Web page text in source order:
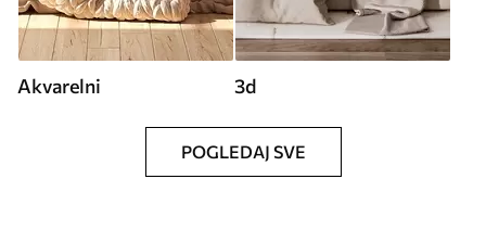
Akvarelni 3d
POGLEDAJ SVE